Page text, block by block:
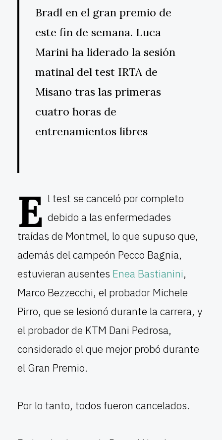
Bradl en el gran premio de
este fin de semana. Luca
Marini ha liderado la sesión
matinal del test IRTA de
Misano tras las primeras
cuatro horas de
entrenamientos libres
E l test se canceló por completo
debido a las enfermedades
traídas de Montmel, lo que supuso que,
además del campeón Pecco Bagnia,
estuvieran ausentes Enea Bastianini,
Marco Bezzecchi, el probador Michele
Pirro, que se lesionó durante la carrera, y
el probador de KTM Dani Pedrosa,
considerado el que mejor probó durante
el Gran Premio.
Por lo tanto, todos fueron cancelados.